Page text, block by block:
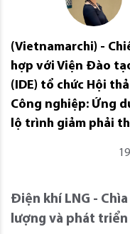
(Vietnamarchi) -
hợp với Viện Đào
(IDE) tổ chức Hội
Công nghiệp: Ứng
lộ trình giảm phải
Điện khí LNG -
lượng và phát triển